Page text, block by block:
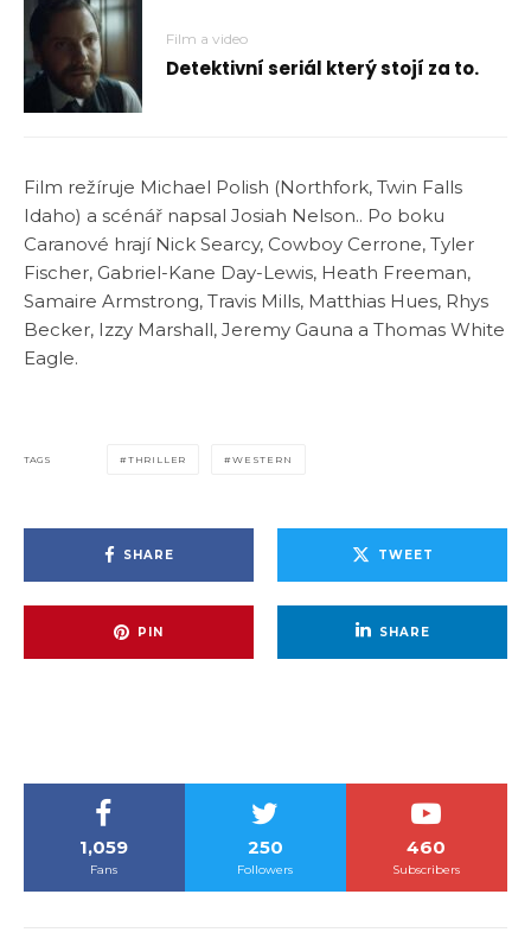
Film a video
Detektivní seriál který stojí za to.
Film režíruje Michael Polish (Northfork, Twin Falls
Idaho) a scénář napsal Josiah Nelson.. Po boku
Caranové hrají Nick Searcy, Cowboy Cerrone, Tyler
Fischer, Gabriel-Kane Day-Lewis, Heath Freeman,
Samaire Armstrong, Travis Mills, Matthias Hues, Rhys
Becker, Izzy Marshall, Jeremy Gauna a Thomas White
Eagle.
TAGS THRILLER WESTERN
SHARE TWEET
PIN SHARE
1,059
Fans
250
Followers
460
Subscribers